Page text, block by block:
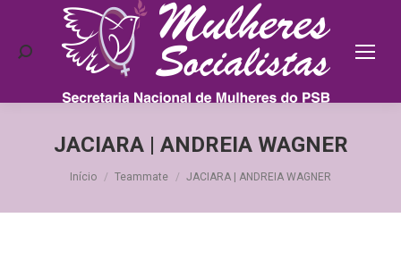
Search:
JACIARA | ANDREIA WAGNER
Você está aqui:
Início Teammate JACIARA | ANDREIA WAGNER